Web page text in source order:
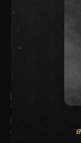
THE
Recent Posts
กรมชลฯ รับฟังประช
ระบายน้ำศรีสองรักฯ